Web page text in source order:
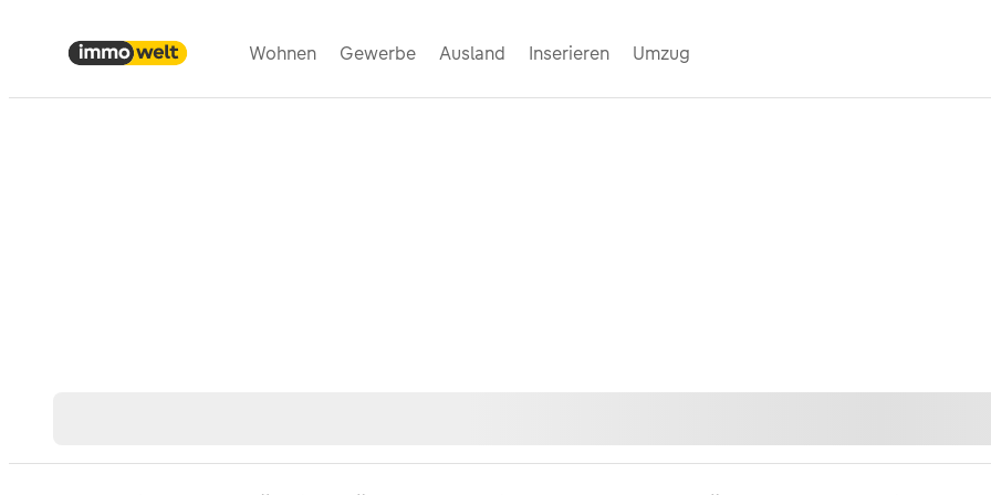
Wohnen Gewerbe Ausland Inserieren Umzug